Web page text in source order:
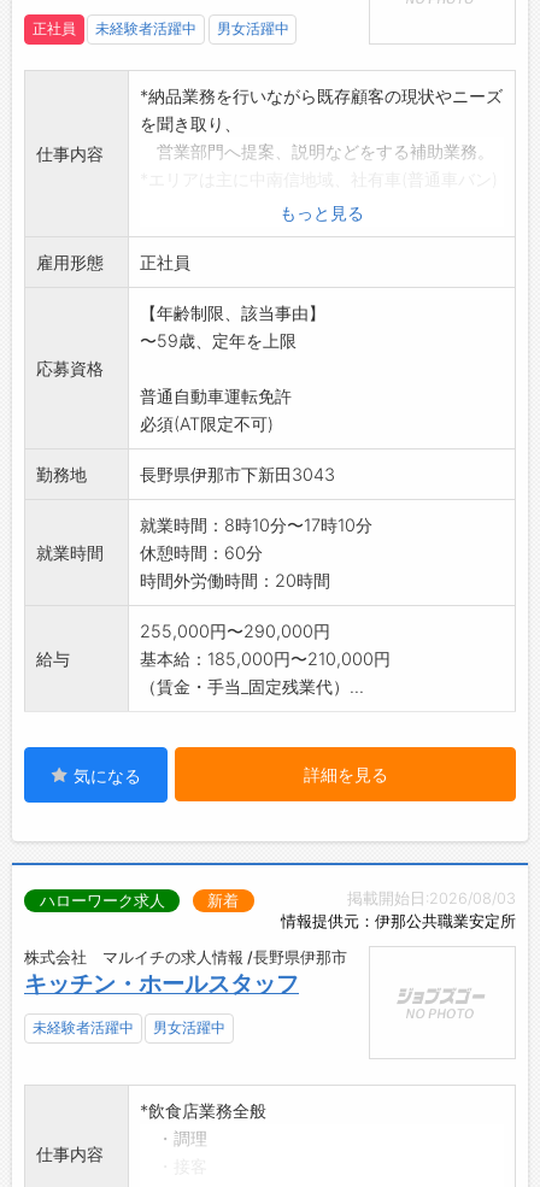
正社員 未経験者活躍中 男女活躍中
仕事内容
*納品業務を行いながら既存顧客の現状やニーズ
を聞き取り、
営業部門へ提案、説明などをする補助業務。
・ユーザー廻り:取引先への納品、およびご相談
に対応
・外注の部品加工管理、外注廻り
業者への材料引取り、引き渡し他(上伊那、諏
訪方面)
*性別は問いません。
《応募へのワンポイント》
未経験の方も一から指導しますので、ご安心く
ださい。
もっと見る
雇用形態 正社員
応募資格
【年齢制限、該当事由】
〜59歳、定年を上限
普通自動車運転免許
必須(AT限定不可)
勤務地 長野県伊那市下新田3043
就業時間
就業時間：8時10分〜17時10分
休憩時間：60分
時間外労働時間：20時間
給与
255,000円〜290,000円
基本給：185,000円〜210,000円
（賃金・手当_固定残業代）...
気になる 詳細を見る
掲載開始日:2026/08/03
情報提供元：伊那公共職業安定所
ハローワーク求人 新着
株式会社 マルイチの求人情報 /長野県伊那市
キッチン・ホールスタッフ
未経験者活躍中 男女活躍中
仕事内容
*飲食店業務全般
・調理